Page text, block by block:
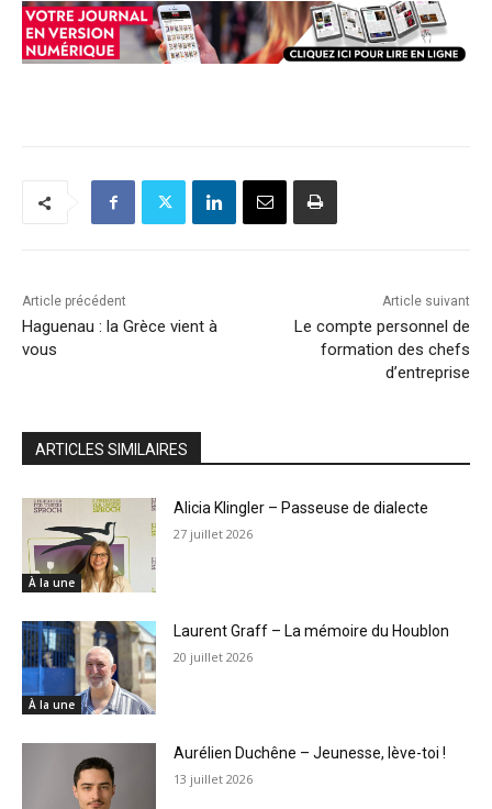
Article précédent
Haguenau : la Grèce vient à
vous
Article suivant
Le compte personnel de
formation des chefs
d’entreprise
ARTICLES SIMILAIRES
À la une
Alicia Klingler – Passeuse de dialecte
27 juillet 2026
À la une
Laurent Graff – La mémoire du Houblon
20 juillet 2026
Aurélien Duchêne – Jeunesse, lève-toi !
13 juillet 2026